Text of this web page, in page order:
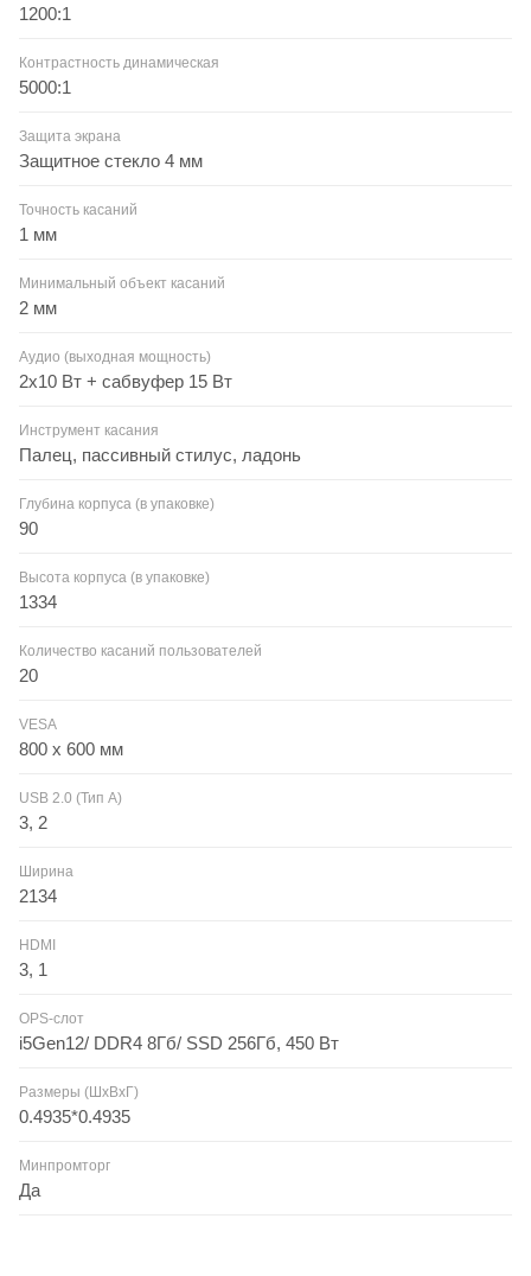
1200:1
Контрастность динамическая
5000:1
Защита экрана
Защитное стекло 4 мм
Точность касаний
1 мм
Минимальный объект касаний
2 мм
Аудио (выходная мощность)
2x10 Вт + сабвуфер 15 Вт
Инструмент касания
Палец, пассивный стилус, ладонь
Глубина корпуса (в упаковке)
90
Высота корпуса (в упаковке)
1334
Количество касаний пользователей
20
VESA
800 x 600 мм
USB 2.0 (Тип А)
3, 2
Ширина
2134
HDMI
3, 1
OPS-слот
i5Gen12/ DDR4 8Гб/ SSD 256Гб, 450 Вт
Размеры (ШxВxГ)
0.4935*0.4935
Минпромторг
Да